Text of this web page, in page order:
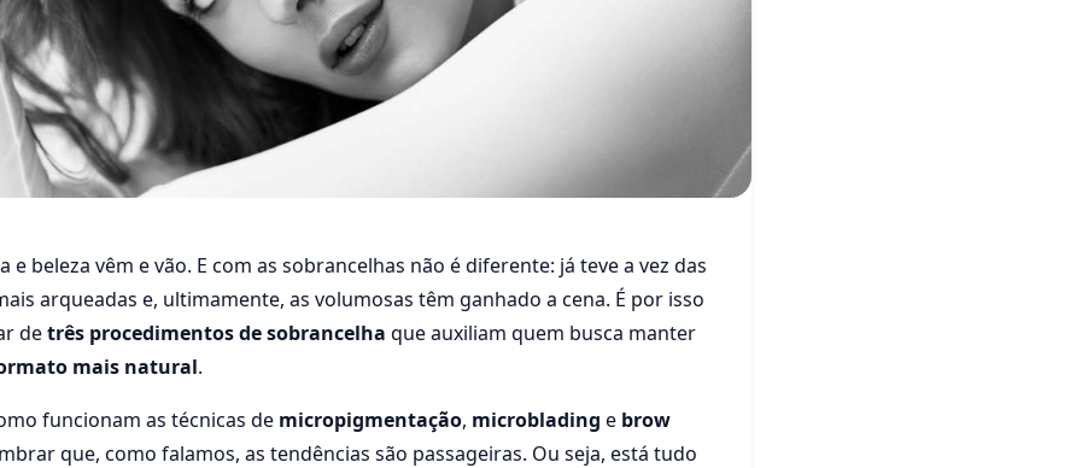
de sobrancelha: veja 3
estão em alta
e beleza vêm e vão. E com as sobrancelhas não é diferente: já teve a vez das
arqueadas e, ultimamente, as volumosas têm ganhado a cena. É por isso
detrês procedimentos de sobrancelha que auxiliam quem busca manter
mais natural.
funcionam as técnicas de micropigmentação, microblading e brow
que, como falamos, as tendências são passageiras. Ou seja, está tudo